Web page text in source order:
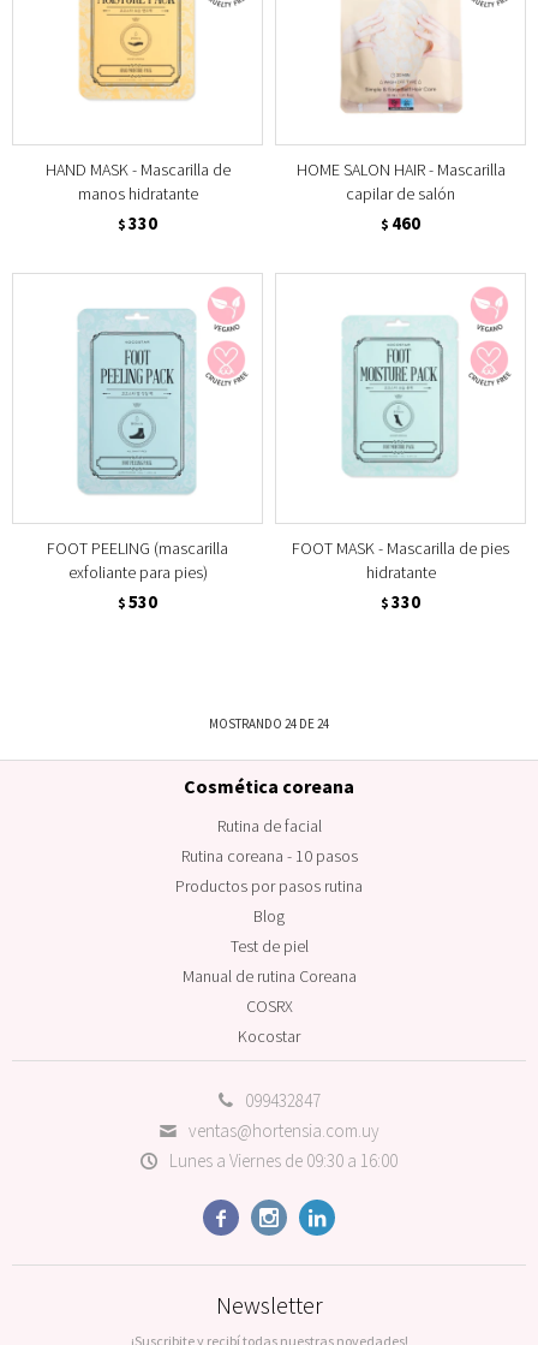
HAND MASK - Mascarilla de
manos hidratante
$ 330
HOME SALON HAIR - Mascarilla
capilar de salón
$ 460
FOOT PEELING (mascarilla
exfoliante para pies)
$ 530
FOOT MASK - Mascarilla de pies
hidratante
$ 330
MOSTRANDO 24 DE24
099432847
ventas@hortensia.com.uy
Lunes a Viernes de 09:30 a 16:00
  
Cosmética coreana
Rutina de facial
Rutina coreana - 10 pasos
Productos por pasos rutina
Blog
Test de piel
Manual de rutina Coreana
COSRX
Kocostar
Newsletter
¡Suscribite y recibí todas nuestras novedades!